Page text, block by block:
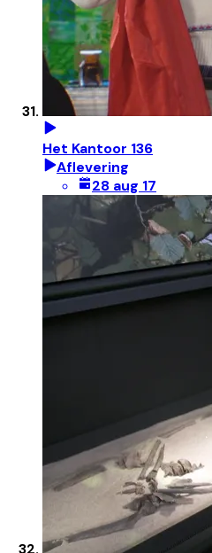
Het Kantoor 136
Aflevering
28 aug 17